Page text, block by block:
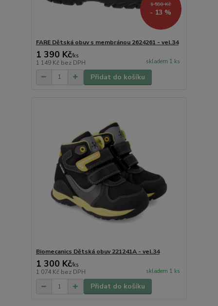
1 590 Kč
- 13 %
FARE Dětská obuv s membránou 2624261 - vel.34
1 390 Kč/ks
1 149 Kč bez DPH skladem 1 ks
Přidat do košíku
Biomecanics Dětská obuv 221241A - vel.34
1 300 Kč/ks
1 074 Kč bez DPH skladem 1 ks
Přidat do košíku